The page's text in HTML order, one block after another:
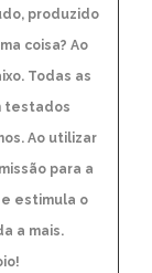
produzido
coisa? Ao
Todas as
testados
Ao utilizar
para a
estimula o
a mais.